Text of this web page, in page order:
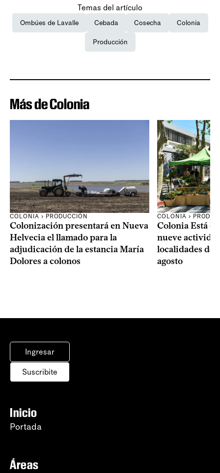
Temas del artículo
Ombúes de Lavalle Cebada Cosecha Colonia
Producción
Más de Colonia
COLONIA › PRODUCCIÓN
Colonización presentará en Nueva
Helvecia el llamado para la
adjudicación de la estancia María
Dolores a colonos
COLONIA ›
Colonia Está
nueve
localidades del
agosto
Ingresar
Suscribite
Inicio
Portada
Áreas